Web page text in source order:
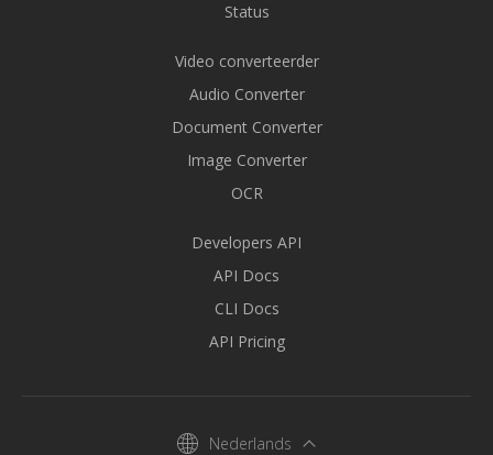
Status
Video converteerder
Audio Converter
Document Converter
Image Converter
OCR
Developers API
API Docs
CLI Docs
API Pricing
Nederlands